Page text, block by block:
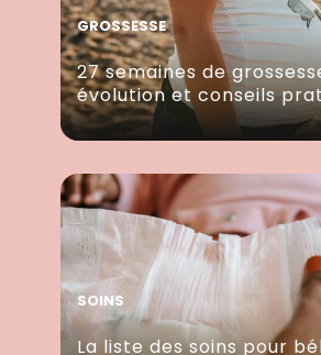
GROSSESSE
27 semaines de
évolution et conseils
SOINS
La liste des soins pour